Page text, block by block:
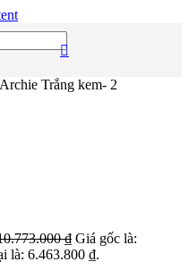
Trắng kem- 2
₫ Giá gốc là:
là: 6.463.800 ₫.